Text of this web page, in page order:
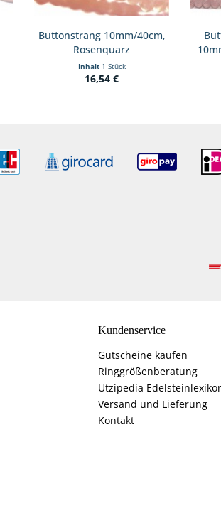
Buttonstrang 10mm/40cm,
Rosenquarz
Inhalt 1 Stück
16,54 €
Kundenservice
Gutscheine kaufen
Ringgrößenberatung
Utzipedia
Versand und Lieferung
Kontakt